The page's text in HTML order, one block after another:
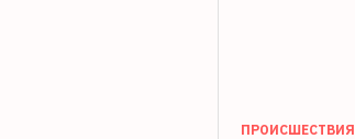
ПРОИСШЕСТВИЯ